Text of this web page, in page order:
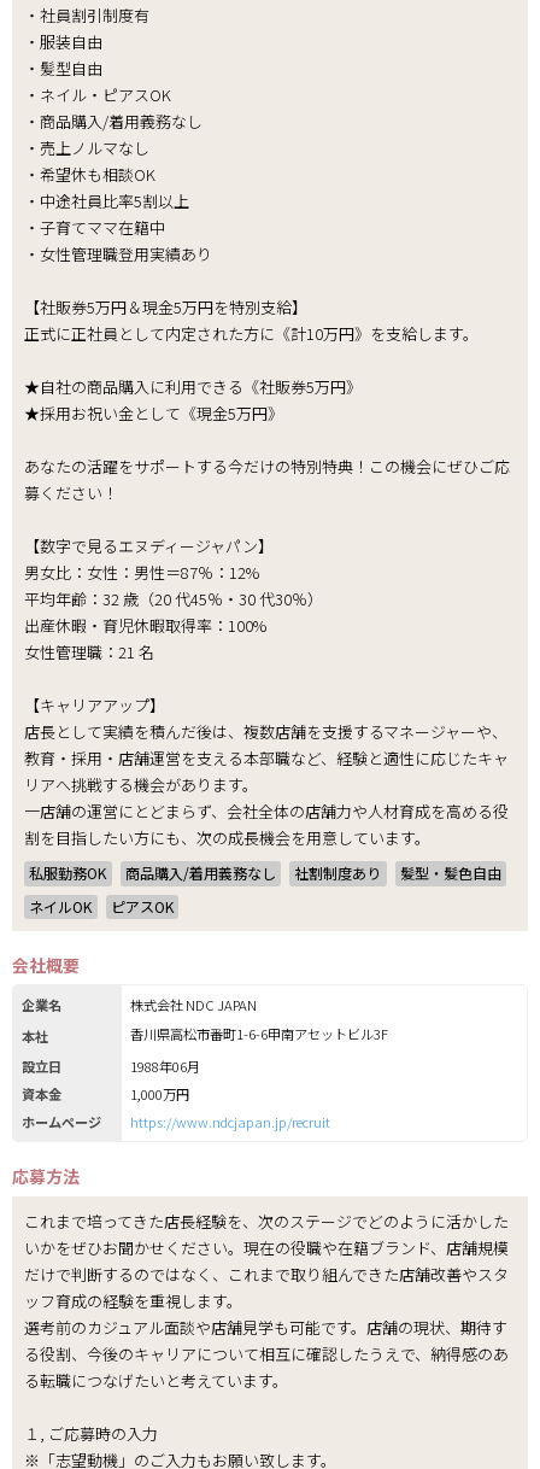
・社員割引制度有
・服装自由
・髪型自由
・ネイル・ピアスOK
・商品購入/着用義務なし
・売上ノルマなし
・希望休も相談OK
・中途社員比率5割以上
・子育てママ在籍中
・女性管理職登用実績あり
【社販券5万円＆現金5万円を特別支給】
正式に正社員として内定された方に《計10万円》を支給します。
★自社の商品購入に利用できる《社販券5万円》
★採用お祝い金として《現金5万円》
あなたの活躍をサポートする今だけの特別特典！この機会にぜひご応
募ください！
【数字で見るエヌディージャパン】
男女比：女性：男性＝87％：12%
平均年齢：32 歳（20 代45％・30 代30％）
出産休暇・育児休暇取得率：100%
女性管理職：21 名
【キャリアアップ】
店長として実績を積んだ後は、複数店舗を支援するマネージャーや、
教育・採用・店舗運営を支える本部職など、経験と適性に応じたキャ
リアへ挑戦する機会があります。
一店舗の運営にとどまらず、会社全体の店舗力や人材育成を高める役
割を目指したい方にも、次の成長機会を用意しています。
私服勤務OK 商品購入/着用義務なし 社割制度あり
髪型・髪色自由
ネイルOK
ピアスOK
会社概要
企業名
株式会社 NDC JAPAN
本社
香川県高松市番町1-6-6甲南アセットビル3F
設立日
1988年06月
資本金
1,000万円
ホームページ
https://www.ndcjapan.jp/recruit
応募方法
これまで培ってきた店長経験を、次のステージでどのように活かした
いかをぜひお聞かせください。現在の役職や在籍ブランド、店舗規模
だけで判断するのではなく、これまで取り組んできた店舗改善やスタ
ッフ育成の経験を重視します。
選考前のカジュアル面談や店舗見学も可能です。店舗の現状、期待す
る役割、今後のキャリアについて相互に確認したうえで、納得感のあ
る転職につなげたいと考えています。
１, ご応募時の入力
※「志望動機」のご入力もお願い致します。